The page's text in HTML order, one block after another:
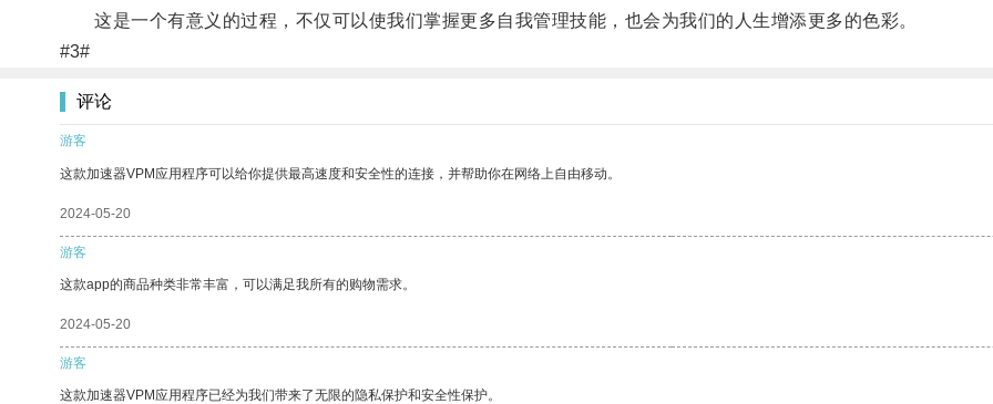
这是一个有意义的过程，不仅可以使我们掌握更多自我管理技能，也会为我们的人生增添更多的色彩。
#3#
评论
游客
这款加速器VPM应用程序可以给你提供最高速度和安全性的连接，并帮助你在网络上自由移动。
2024-05-20
游客
这款app的商品种类非常丰富，可以满足我所有的购物需求。
2024-05-20
游客
这款加速器VPM应用程序已经为我们带来了无限的隐私保护和安全性保护。